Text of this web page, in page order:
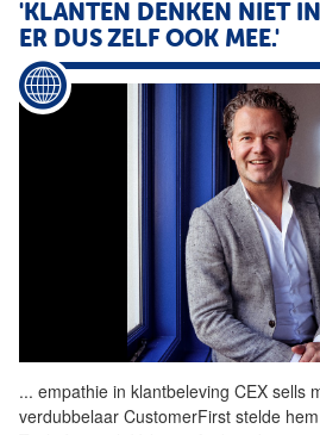
'KLANTEN DENKEN NIET
ER DUS ZELF OOK MEE.'
... empathie in klantbeleving CEX sells
verdubbelaar CustomerFirst stelde